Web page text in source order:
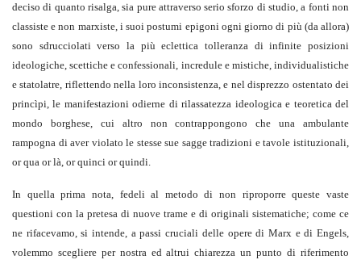
deciso di quanto risalga, sia pure attraverso serio sforzo di studio, a fonti non
classiste e non marxiste, i suoi postumi epigoni ogni giorno di più (da allora)
sono sdrucciolati verso la più eclettica tolleranza di infinite posizioni
ideologiche, scettiche e confessionali, incredule e mistiche, individualistiche
e statolatre, riflettendo nella loro inconsistenza, e nel disprezzo ostentato dei
princìpi, le manifestazioni odierne di rilassatezza ideologica e teoretica del
mondo borghese, cui altro non contrappongono che una ambulante
rampogna di aver violato le stesse sue sagge tradizioni e tavole istituzionali,
or qua or là, or quinci or quindi.
In quella prima nota, fedeli al metodo di non riproporre queste vaste
questioni con la pretesa di nuove trame e di originali sistematiche; come ce
ne rifacevamo, si intende, a passi cruciali delle opere di Marx e di Engels,
volemmo scegliere per nostra ed altrui chiarezza un punto di riferimento